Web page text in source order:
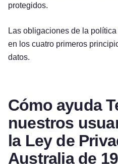
protegidos.
Las obligaciones de la
en los cuatro primeros
datos.
Cómo ayuda
nuestros
la Ley de
Australia de